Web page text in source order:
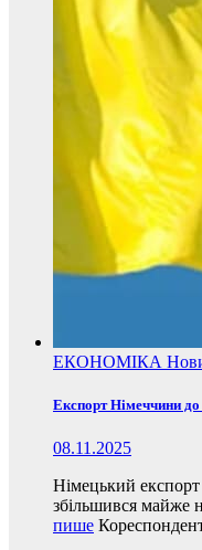
ЕКОНОМІКА
Експорт Німеччини до
08.11.2025
Німецький
збільшився майже
пише